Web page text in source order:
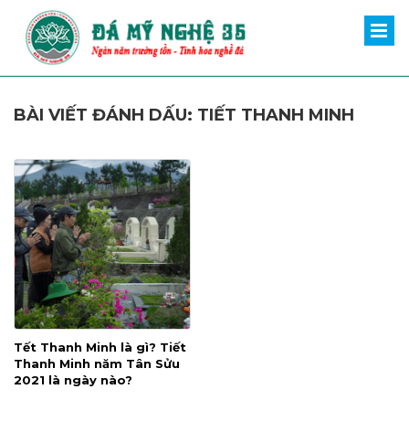
BÀI VIẾT ĐÁNH DẤU: TIẾT THANH MINH
Tết Thanh Minh là gì? Tiết
Thanh Minh năm Tân Sửu
2021 là ngày nào?